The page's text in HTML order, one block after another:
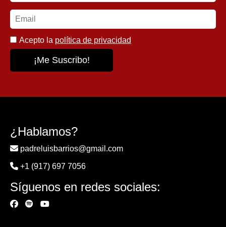
Acepto la política de privacidad
¿Hablamos?
padreluisbarrios@gmail.com
+1 (917) 697 7056
Síguenos en redes sociales: